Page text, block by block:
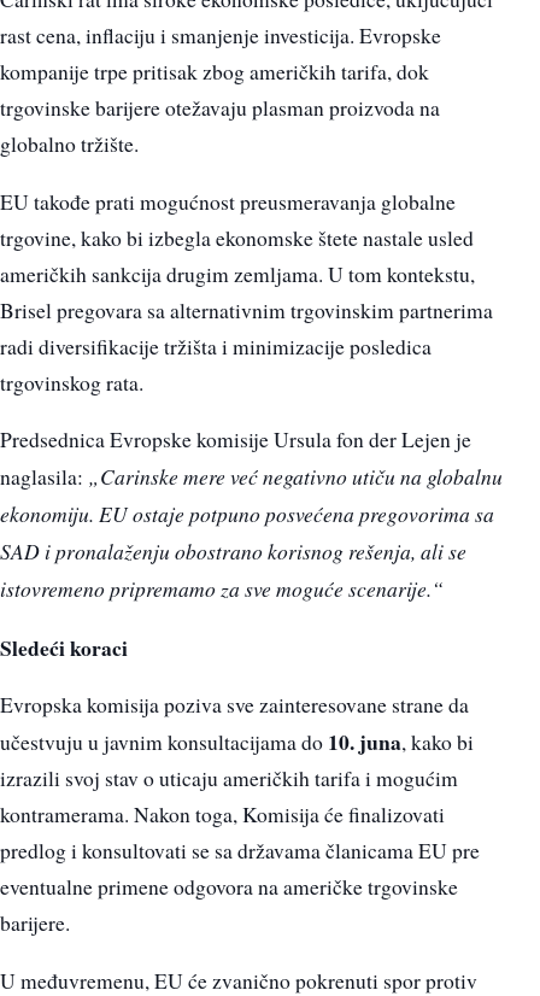
rast cena, inflaciju i smanjenje investicija. Evropske
kompanije trpe pritisak zbog američkih tarifa, dok
trgovinske barijere otežavaju plasman proizvoda na
globalno tržište.
EU takođe prati mogućnost preusmeravanja globalne
trgovine, kako bi izbegla ekonomske štete nastale usled
američkih sankcija drugim zemljama. U tom kontekstu,
Brisel pregovara sa alternativnim trgovinskim partnerima
radi diversifikacije tržišta i minimizacije posledica
trgovinskog rata.
Predsednica Evropske komisije Ursula fon der Lejen je
naglasila: „Carinske mere već negativno utiču na globalnu
ekonomiju. EU ostaje potpuno posvećena pregovorima sa
SAD i pronalaženju obostrano korisnog rešenja, ali se
istovremeno pripremamo za sve moguće scenarije.“
Sledeći koraci
Evropska komisija poziva sve zainteresovane strane da
učestvuju u javnim konsultacijama do 10. juna, kako bi
izrazili svoj stav o uticaju američkih tarifa i mogućim
kontramerama. Nakon toga, Komisija će finalizovati
predlog i konsultovati se sa državama članicama EU pre
eventualne primene odgovora na američke trgovinske
barijere.
U međuvremenu, EU će zvanično pokrenuti spor protiv